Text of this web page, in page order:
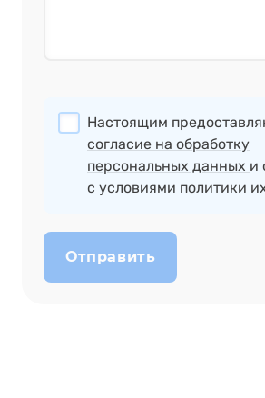
Настоящим
согласие на обработку
персональных данных и
с условиями политики
Отправить